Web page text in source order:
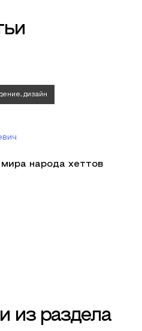
дизайн
народа хеттов
из раздела